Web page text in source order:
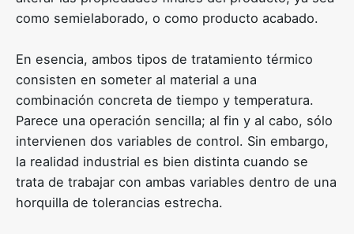
como semielaborado, o como producto acabado.
En esencia, ambos tipos de tratamiento térmico
consisten en someter al material a una
combinación concreta de tiempo y temperatura.
Parece una operación sencilla; al fin y al cabo, sólo
intervienen dos variables de control. Sin embargo,
la realidad industrial es bien distinta cuando se
trata de trabajar con ambas variables dentro de una
horquilla de tolerancias estrecha.